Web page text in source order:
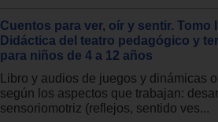
Cuentos para ver, oír y sentir. Tomo
Didáctica del teatro pedagógico y
para niños de 4 a 12 años
Libro y audios de juegos y dinámicas
según los aspectos que trabajan:
sensoriomotriz (reflejos, sentido ves...